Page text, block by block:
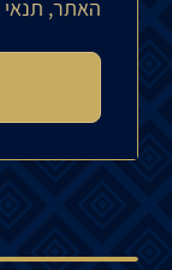
האתר, תנאי